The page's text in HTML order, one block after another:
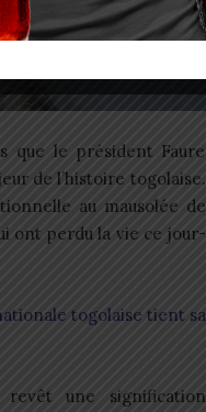
que le président Faure
de l’histoire togolaise.
au mausolée de
ont perdu la vie ce jour-
togolaise tient sa
revêt une signification